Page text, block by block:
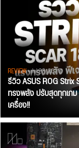
REVIEW• Jul 28, 2026
รีวิว ASUS ROG Strix
ทรงพลัง ปรับสุดทุกเก
เครื่อง!!